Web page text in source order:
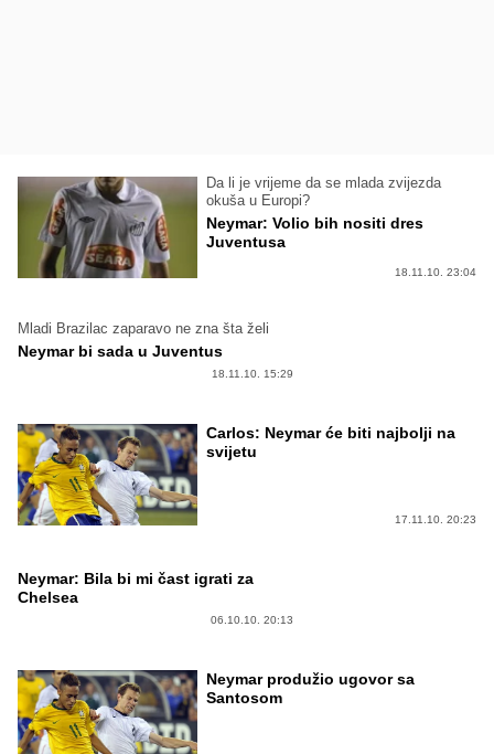
Da li je vrijeme da se mlada zvijezda
okuša u Europi?
Neymar: Volio bih nositi dres
Juventusa
18.11.10. 23:04
Mladi Brazilac zaparavo ne zna šta želi
Neymar bi sada u Juventus
18.11.10. 15:29
Carlos: Neymar će biti najbolji na
svijetu
17.11.10. 20:23
Neymar: Bila bi mi čast igrati za
Chelsea
06.10.10. 20:13
Neymar produžio ugovor sa
Santosom